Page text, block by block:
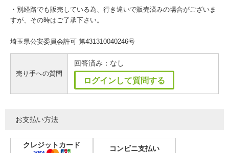
・別経路でも販売している為、行き違いで販売済みの場合がございま
すが、その時はご了承下さい。
埼玉県公安委員会許可 第431310040246号
売り手への質問
回答済み：なし
ログインして質問する
お支払い方法
クレジットカード コンビニ支払い